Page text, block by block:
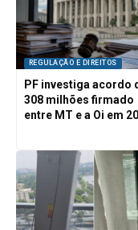
REGULAÇÃO E DIREITOS
PF investiga acordo
308 milhões firmado
entre MT e a Oi em